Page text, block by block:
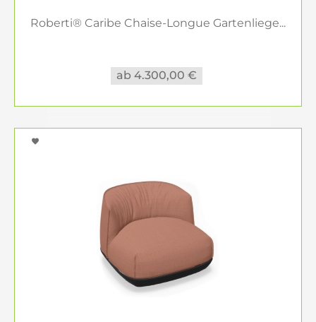
Roberti® Caribe Chaise-Longue Gartenliege...
ab 4.300,00 €